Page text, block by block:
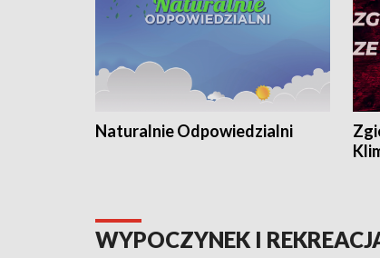
Naturalnie Odpowiedzialni
WYPOCZYNEK I